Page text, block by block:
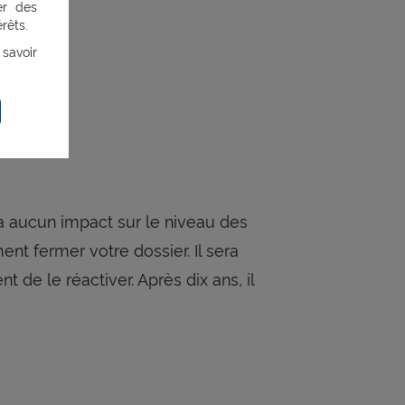
aucun impact sur le niveau des
fermer votre dossier. Il sera
de le réactiver. Après dix ans, il
des